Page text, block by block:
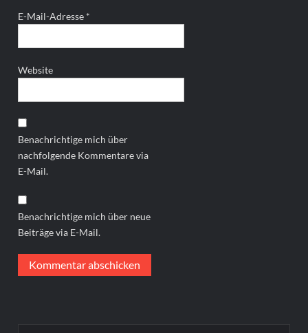
E-Mail-Adresse *
Website
Benachrichtige mich über
nachfolgende Kommentare via
E-Mail.
Benachrichtige mich über neue
Beiträge via E-Mail.